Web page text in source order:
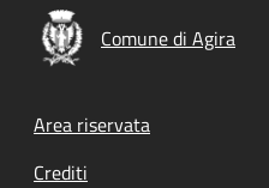
Comune di Agira
Footer menu
Area riservata
Crediti